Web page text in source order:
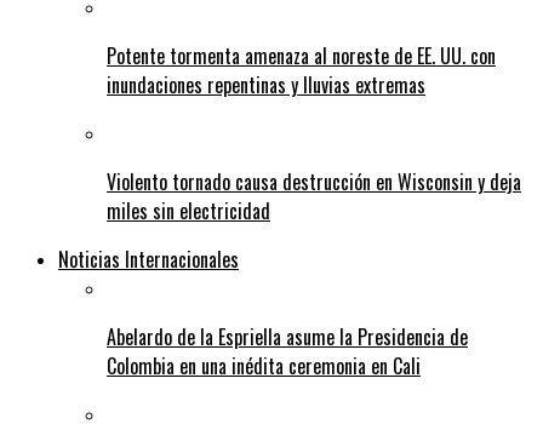
Potente tormenta amenaza al noreste de EE. UU. con
inundaciones repentinas y lluvias extremas
Violento tornado causa destrucción en Wisconsin y deja
miles sin electricidad
Noticias Internacionales
Abelardo de la Espriella asume la Presidencia de
Colombia en una inédita ceremonia en Cali